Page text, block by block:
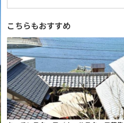
こちらもおすすめ